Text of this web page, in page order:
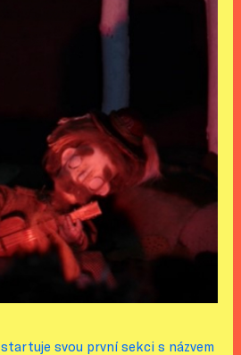
svou první sekci s názvem